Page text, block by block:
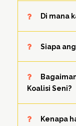
Di mana
Siapa
Koalisi Seni?
Kenapa